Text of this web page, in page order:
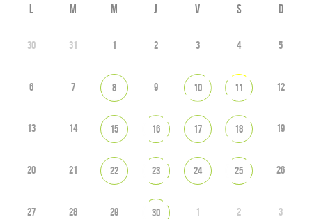
L M M J V S D
30 31 1 2 3 4 5
6 7 8 9 10 11 12
13 14 15 16 17 18 19
20 21 22 23 24 25 26
27 28 29 30 1 2 3